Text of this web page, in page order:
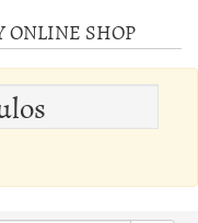
ONLINE SHOP